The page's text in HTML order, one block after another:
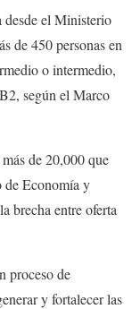
desde el Ministerio
de 450 personas en
o intermedio,
según el Marco
de 20,000 que
de Economía y
brecha entre oferta
proceso de
y fortalecer las